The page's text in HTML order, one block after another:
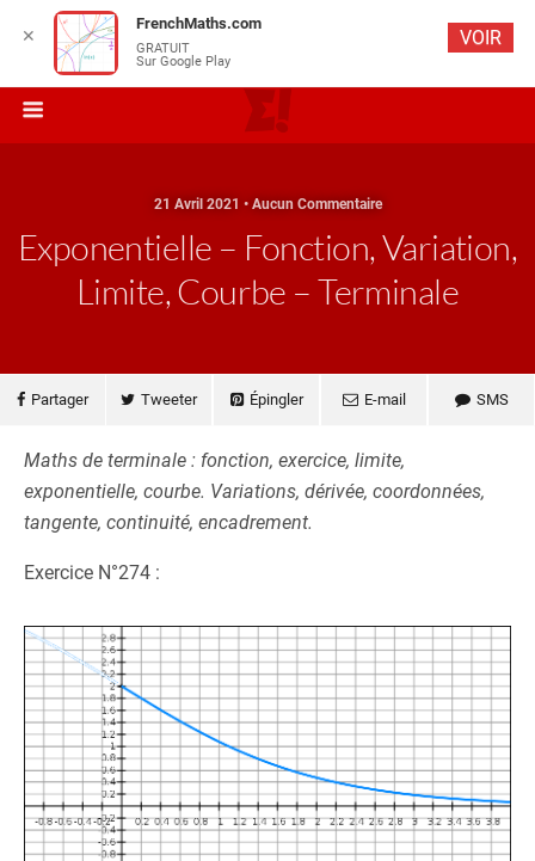
21 Avril 2021 • Aucun Commentaire
Exponentielle – Fonction, Variation,
Limite, Courbe – Terminale
Partager Tweeter Épingler E-mail SMS
Maths de terminale : fonction, exercice, limite,
exponentielle, courbe. Variations, dérivée, coordonnées,
tangente, continuité, encadrement.
Exercice N°274 :
✕
FrenchMaths.com
GRATUIT
Sur Google Play
VOIR